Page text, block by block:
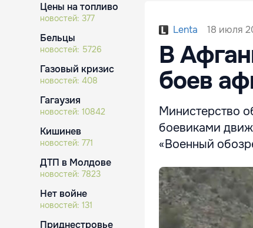
Цены на топливо
новостей: 377
Бельцы
новостей: 5726
Газовый кризис
новостей: 408
Гагаузия
новостей: 10842
Кишинев
новостей: 771
ДТП в Молдове
новостей: 7823
Нет войне
новостей: 131
Приднестровье
Lenta 18 июля
В
боев
Министерство
боевиками
«Военный